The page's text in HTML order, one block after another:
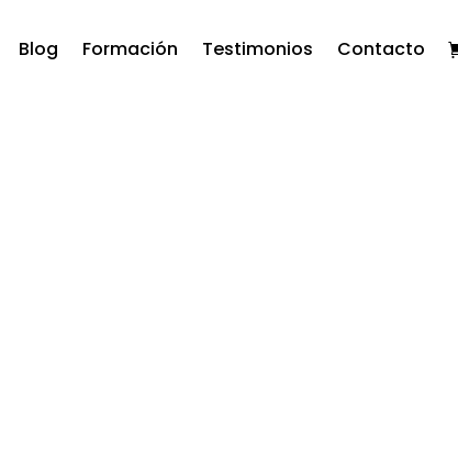
Blog Formación Testimonios Contacto